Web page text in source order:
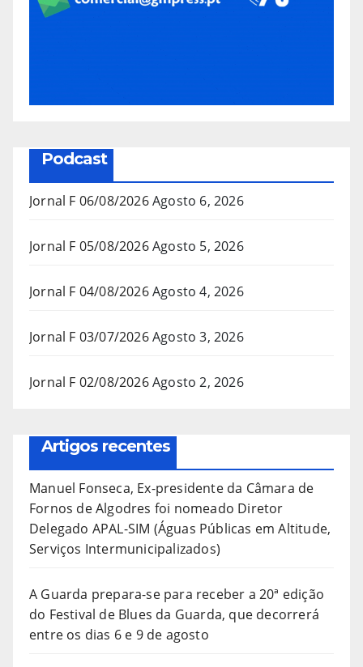
Podcast
Jornal F 06/08/2026Agosto 6, 2026
Jornal F 05/08/2026Agosto 5, 2026
Jornal F 04/08/2026Agosto 4, 2026
Jornal F 03/07/2026Agosto 3, 2026
Jornal F 02/08/2026Agosto 2, 2026
Artigos recentes
Manuel Fonseca, Ex-presidente da Câmara de
Fornos de Algodres foi nomeado Diretor
Delegado APAL-SIM (Águas Públicas em Altitude,
Serviços Intermunicipalizados)
A Guarda prepara-se para receber a 20ª edição
do Festival de Blues da Guarda, que decorrerá
entre os dias 6 e 9 de agosto